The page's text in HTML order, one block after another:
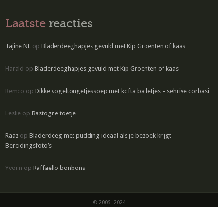
Laatste reacties
Tajine NL opBladerdeeghapjes gevuld met Kip Groenten of kaas
Harald opBladerdeeghapjes gevuld met Kip Groenten of kaas
Remco opDikke vogeltongetjessoep met kofta balletjes – sehriye corbasi
Leslie opBastogne toetje
Raaz opBladerdeeg met pudding ideaal als je bezoek krijgt –
Bereidingsfoto’s
Yvonn opRaffaello bonbons
© 2005 -2024